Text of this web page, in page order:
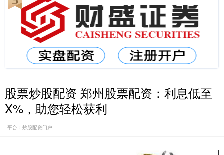
股票炒股配资 郑州股票配资：利息低至
X%，助您轻松获利
平台：炒股配资门户